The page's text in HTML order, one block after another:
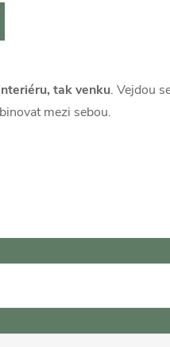
tak venku. Vejdou
mezi sebou.